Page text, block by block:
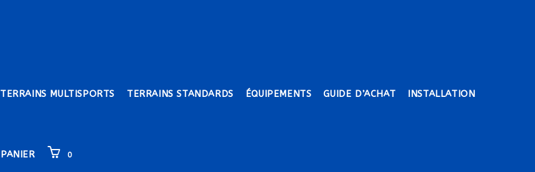
TERRAINS MULTISPORTS TERRAINS STANDARDS ÉQUIPEMENTS GUIDE D’ACHAT INSTALLATION
PANIER 0